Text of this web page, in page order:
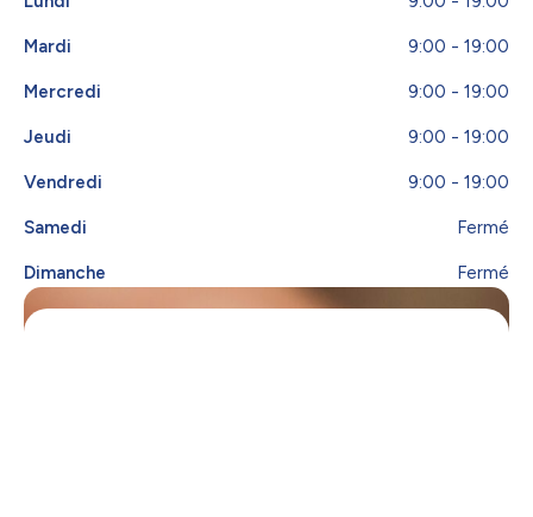
Mardi 9:00 - 19:00
Mercredi 9:00 - 19:00
Jeudi 9:00 - 19:00
Vendredi 9:00 - 19:00
Samedi Fermé
Dimanche Fermé